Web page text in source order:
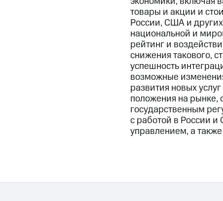
товары и акции и
России, США и
национальной и
рейтинг и
снижения такового,
успешность
возможные
развития новых
положения на рынке,
государственным
с работой в России и
управлением, а